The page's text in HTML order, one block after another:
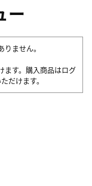
ー
ません。
ます。購入商品はログ
だけます。